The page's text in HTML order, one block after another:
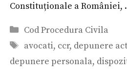
Constituționale a României,
Categorii
Cod Procedura Civila
Etichete
avocati, ccr, depunere
depunere personala,